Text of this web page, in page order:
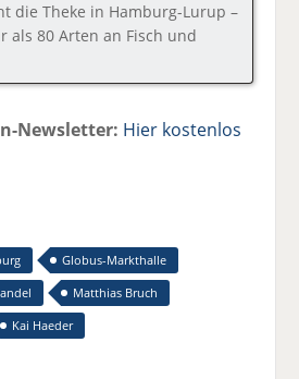
die Theke in Hamburg-Lurup –
als 80 Arten an Fisch und
Newsletter: Hier kostenlos
Globus-Markthalle
Matthias Bruch
Kai Haeder